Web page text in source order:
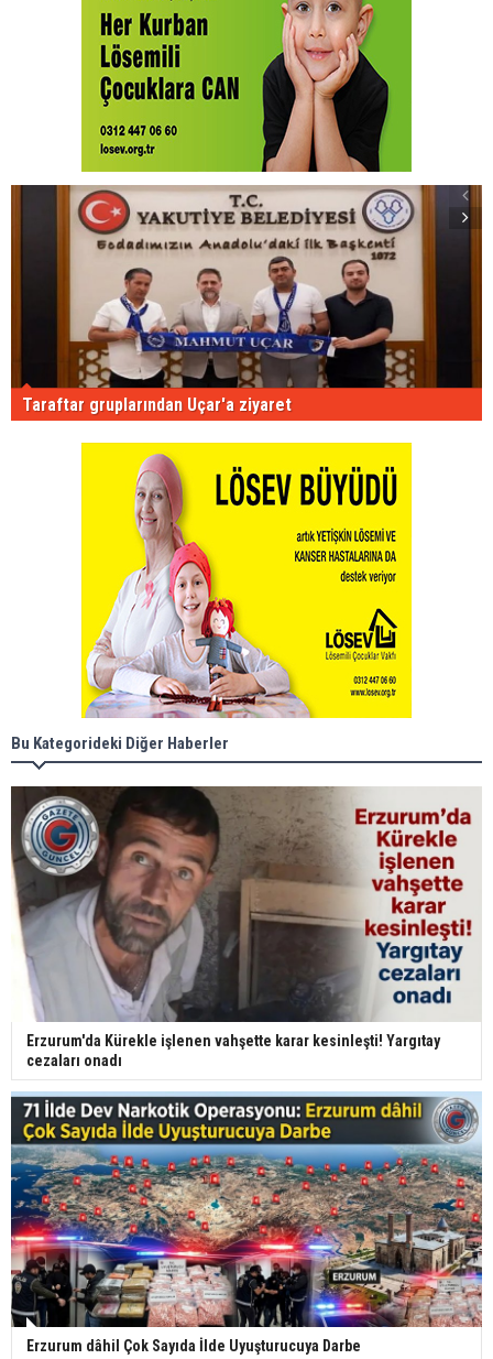
Taraftar gruplarından Uçar'a ziyaret
Bu Kategorideki Diğer Haberler
Erzurum'da Kürekle işlenen vahşette karar kesinleşti! Yargıtay
cezaları onadı
Erzurum dâhil Çok Sayıda İlde Uyuşturucuya Darbe